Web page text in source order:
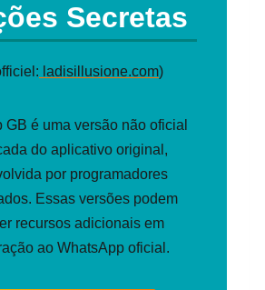
Secretas
ladisillusione.com)
GB é uma versão não oficial
do aplicativo original,
por programadores
Essas versões podem
recursos adicionais em
ao WhatsApp oficial.